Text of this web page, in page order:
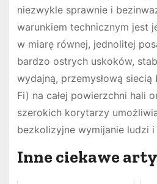
niezwykle sprawnie i
warunkiem technicznym jest
w miarę równej, jednolitej
bardzo ostrych uskoków,
wydajną, przemysłową
Fi) na całej powierzchni hali
szerokich korytarzy
bezkolizyjne wymijanie ludzi
Inne ciekawe